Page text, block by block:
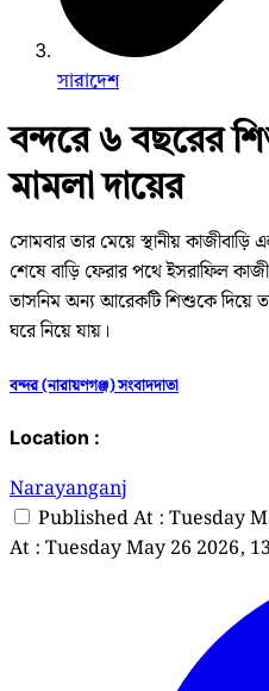
সারাদেশ
বন্দরে ৬ বছরের
মামলা দায়ের
সোমবার তার মেয়ে স্থানীয়
শেষে বাড়ি ফেরার পথে ইসরাফিল
তাসনিম অন্য আরেকটি শিশুকে দিয়ে
ঘরে নিয়ে যায়।
বন্দর (নারায়ণগঞ্জ) সংবাদদাতা
Location :
Narayanganj
Published At : Tuesday
At : Tuesday May 26 2026,